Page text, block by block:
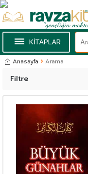
KİTAPLAR
Anasayfa Arama
Filtre